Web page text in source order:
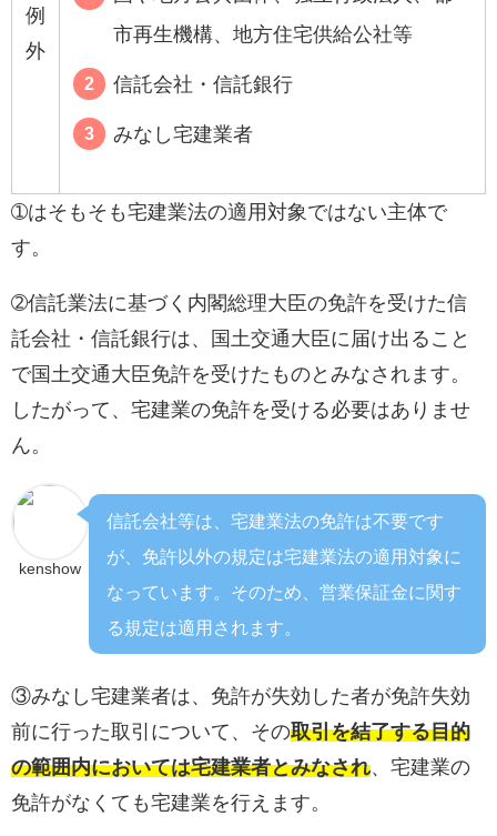
例
外
市再生機構、地方住宅供給公社等
信託会社・信託銀行
みなし宅建業者
➀はそもそも宅建業法の適用対象ではない主体で
す。
➁信託業法に基づく内閣総理大臣の免許を受けた信
託会社・信託銀行は、国土交通大臣に届け出ること
で国土交通大臣免許を受けたものとみなされます。
したがって、宅建業の免許を受ける必要はありませ
ん。
kenshow
信託会社等は、宅建業法の免許は不要です
が、免許以外の規定は宅建業法の適用対象に
なっています。そのため、営業保証金に関す
る規定は適用されます。
③みなし宅建業者は、免許が失効した者が免許失効
前に行った取引について、その取引を結了する目的
の範囲内においては宅建業者とみなされ、宅建業の
免許がなくても宅建業を行えます。